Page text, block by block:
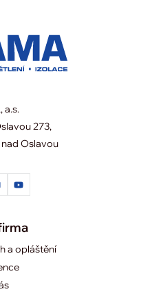
a.s.
273,
Oslavou
a opláštění